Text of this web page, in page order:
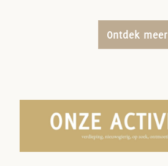
Ontdek meer